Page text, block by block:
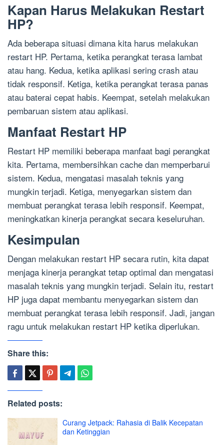
Kapan Harus Melakukan Restart
HP?
Ada beberapa situasi dimana kita harus melakukan
restart HP. Pertama, ketika perangkat terasa lambat
atau hang. Kedua, ketika aplikasi sering crash atau
tidak responsif. Ketiga, ketika perangkat terasa panas
atau baterai cepat habis. Keempat, setelah melakukan
pembaruan sistem atau aplikasi.
Manfaat Restart HP
Restart HP memiliki beberapa manfaat bagi perangkat
kita. Pertama, membersihkan cache dan memperbarui
sistem. Kedua, mengatasi masalah teknis yang
mungkin terjadi. Ketiga, menyegarkan sistem dan
membuat perangkat terasa lebih responsif. Keempat,
meningkatkan kinerja perangkat secara keseluruhan.
Kesimpulan
Dengan melakukan restart HP secara rutin, kita dapat
menjaga kinerja perangkat tetap optimal dan mengatasi
masalah teknis yang mungkin terjadi. Selain itu, restart
HP juga dapat membantu menyegarkan sistem dan
membuat perangkat terasa lebih responsif. Jadi, jangan
ragu untuk melakukan restart HP ketika diperlukan.
Share this:
Related posts:
Curang Jetpack: Rahasia di Balik Kecepatan
dan Ketinggian